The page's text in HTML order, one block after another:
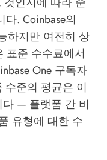
. Coinbase의
하지만 여전히 상
표준 수수료에서
One 구독자
수준의 평균은 이
다 — 플랫폼 간 비
유형에 대한 수